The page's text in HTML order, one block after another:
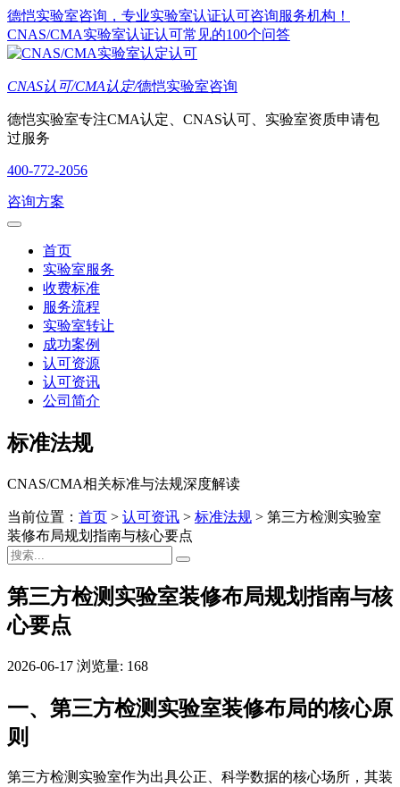
德恺实验室咨询，专业实验室认证认可咨询服务机构！
CNAS/CMA实验室认证认可常见的100个问答
CNAS认可/CMA认定/德恺实验室咨询
德恺实验室专注CMA认定、CNAS认可、实验室资质申请包
过服务
400-772-2056
咨询方案
首页
实验室服务
收费标准
服务流程
实验室转让
成功案例
认可资源
认可资讯
公司简介
标准法规
CNAS/CMA相关标准与法规深度解读
当前位置： 首页 > 认可资讯 > 标准法规 > 第三方检测实验室
装修布局规划指南与核心要点
第三方检测实验室装修布局规划指南与核
心要点
2026-06-17 浏览量: 168
一、第三方检测实验室装修布局的核心原
则
第三方检测实验室作为出具公正、科学数据的核心场所，其装